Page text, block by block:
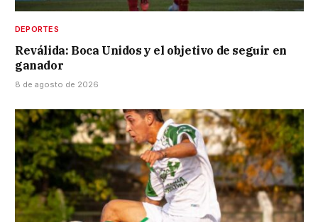
DEPORTES
Reválida: Boca Unidos y el objetivo de seguir en
ganador
8 de agosto de 2026